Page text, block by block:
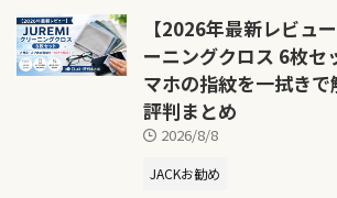
【2026年最新レビュ
ーニングクロス 6枚セ
マホの指紋を一拭きで
評判まとめ
2026/8/8
JACKお勧め